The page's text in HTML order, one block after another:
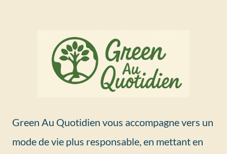
Green Au Quotidien vous accompagne vers un
mode de vie plus responsable, en mettant en